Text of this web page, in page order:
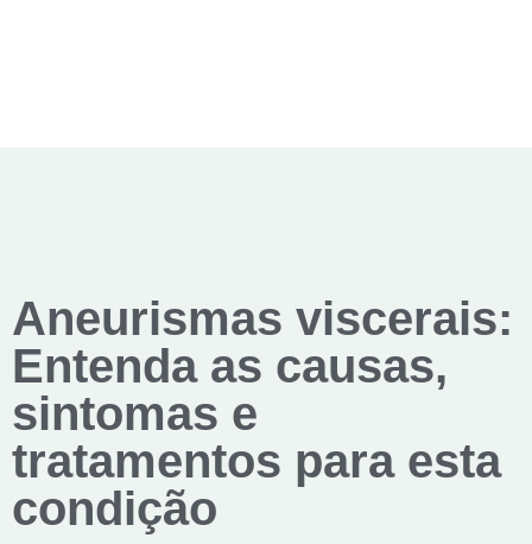
Aneurismas viscerais:
Entenda as causas,
sintomas e
tratamentos para esta
condição